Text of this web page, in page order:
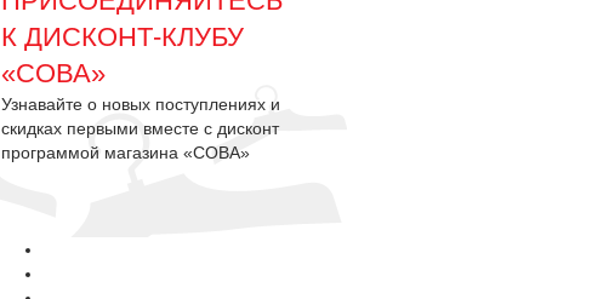
К ДИСКОНТ-КЛУБУ
«СОВА»
Узнавайте о новых поступлениях и
скидках первыми вместе с дисконт
программой магазина «СОВА»